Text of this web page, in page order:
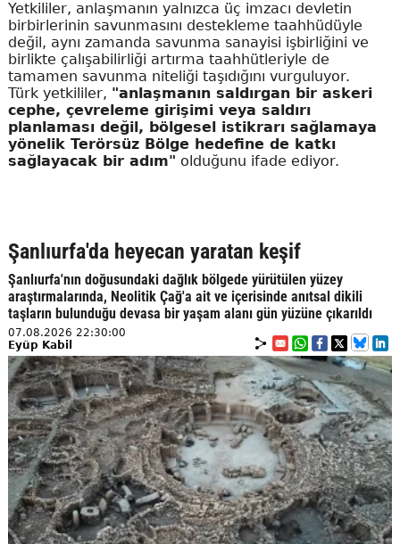
Yetkililer, anlaşmanın yalnızca üç imzacı devletin
birbirlerinin savunmasını destekleme taahhüdüyle
değil, aynı zamanda savunma sanayisi işbirliğini ve
birlikte çalışabilirliği artırma taahhütleriyle de
tamamen savunma niteliği taşıdığını vurguluyor.
Türk yetkililer, "anlaşmanın saldırgan bir askeri
cephe, çevreleme girişimi veya saldırı
planlaması değil, bölgesel istikrarı sağlamaya
yönelik Terörsüz Bölge hedefine de katkı
sağlayacak bir adım" olduğunu ifade ediyor.
Şanlıurfa'da heyecan yaratan keşif
Şanlıurfa'nın doğusundaki dağlık bölgede yürütülen yüzey
araştırmalarında, Neolitik Çağ'a ait ve içerisinde anıtsal dikili
taşların bulunduğu devasa bir yaşam alanı gün yüzüne çıkarıldı
07.08.2026 22:30:00
Eyüp Kabil